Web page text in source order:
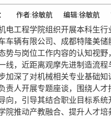
作者:徐敏航 编辑:徐敏航
电工程学院组织开展本科生
车辆有限公司、成都特隆美
与岗位工作内容的认知视野
线，近距离观摩先进制造流
加深了对机械相关专业基础
责人开展专题座谈，围绕人
，引导其结合职业目标系统
院推动产教融合、提升人才